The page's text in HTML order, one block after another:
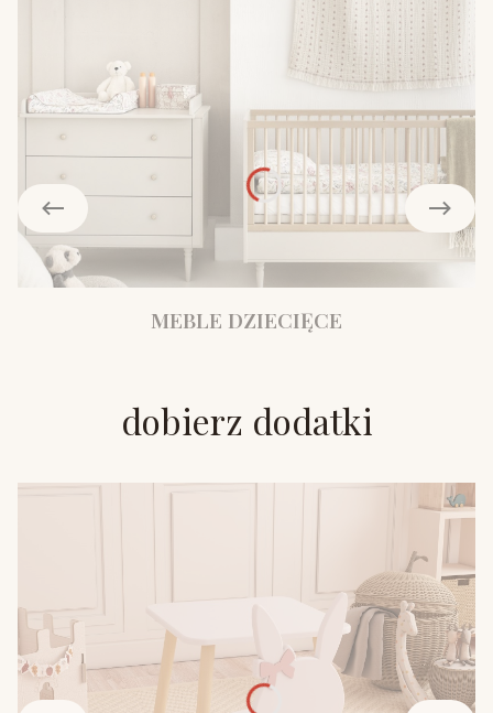
MEBLE DZIECIĘCE
dobierz dodatki